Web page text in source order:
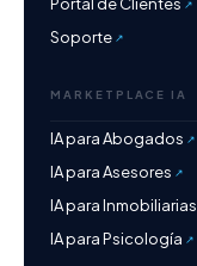
Soporte
MARKETPLACE IA
IA para Abogados
IA para Asesores
IA para Inmobiliarias
IA para Psicología